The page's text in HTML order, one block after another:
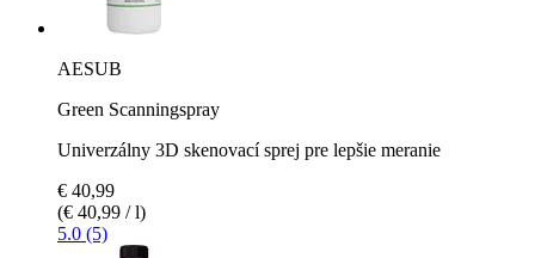
AESUB
Green Scanningspray
Univerzálny 3D skenovací sprej pre lepšie meranie
€ 40,99
(€ 40,99 / l)
5.0 (5)